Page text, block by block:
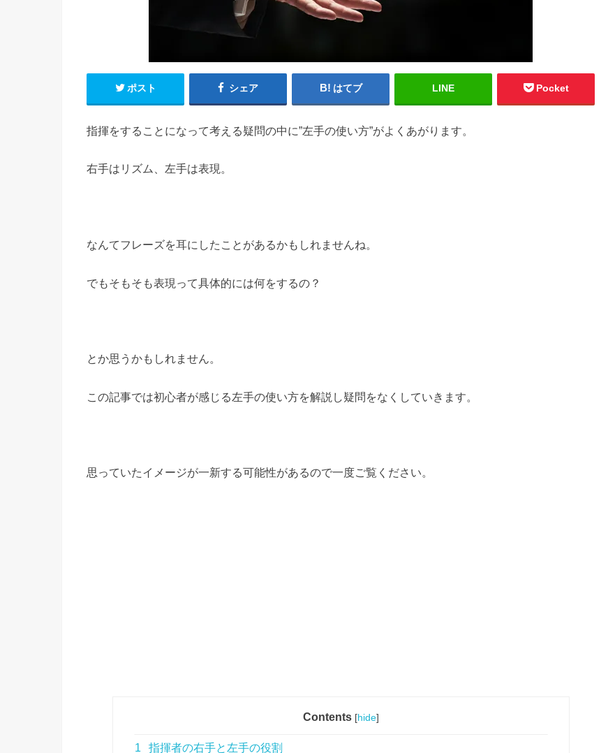
ポスト シェア はてブ LINE Pocket
指揮をすることになって考える疑問の中に”左手の使い方”がよくあがります。
右手はリズム、左手は表現。
なんてフレーズを耳にしたことがあるかもしれませんね。
でもそもそも表現って具体的には何をするの？
とか思うかもしれません。
この記事では初心者が感じる左手の使い方を解説し疑問をなくしていきます。
思っていたイメージが一新する可能性があるので一度ご覧ください。
Contents [hide]
1 指揮者の右手と左手の役割